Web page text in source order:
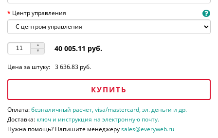
Центр управления
40 005.11 руб.
Цена за штуку: 3 636.83 руб.
КУПИТЬ
Оплата:безналичный расчет, visa/mastercard, эл. деньги и др.
Доставка: ключ и инструкция на электронную почту.
Нужна помощь? Напишите менеджеруsales@everyweb.ru